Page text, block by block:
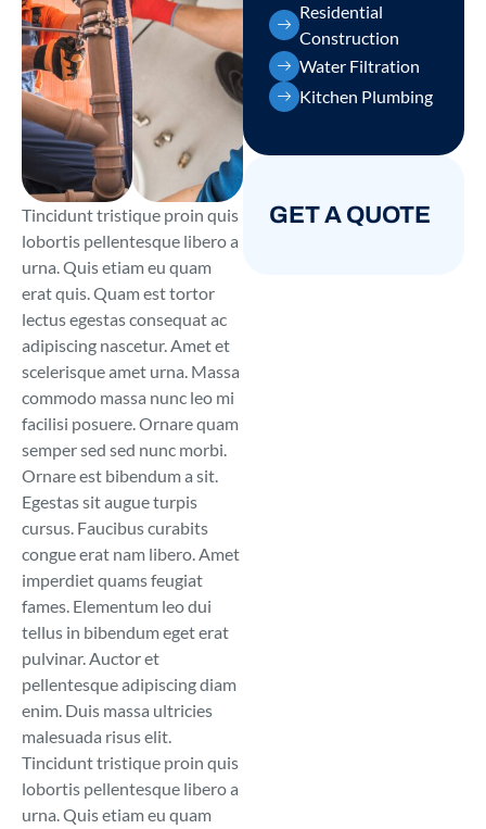
Tincidunt tristique proin quis
lobortis pellentesque libero a
urna. Quis etiam eu quam
erat quis. Quam est tortor
lectus egestas consequat ac
adipiscing nascetur. Amet et
scelerisque amet urna. Massa
commodo massa nunc leo mi
facilisi posuere. Ornare quam
semper sed sed nunc morbi.
Ornare est bibendum a sit.
Egestas sit augue turpis
cursus. Faucibus curabits
congue erat nam libero. Amet
imperdiet quams feugiat
fames. Elementum leo dui
tellus in bibendum eget erat
pulvinar. Auctor et
pellentesque adipiscing diam
enim. Duis massa ultricies
malesuada risus elit.
Tincidunt tristique proin quis
lobortis pellentesque libero a
urna. Quis etiam eu quam
Residential
Construction
Water Filtration
Kitchen Plumbing
GET A QUOTE